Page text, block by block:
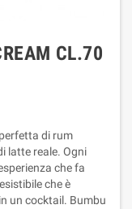
CL.70
di rum
latte reale. Ogni
che fa
che è
un cocktail. Bumbu